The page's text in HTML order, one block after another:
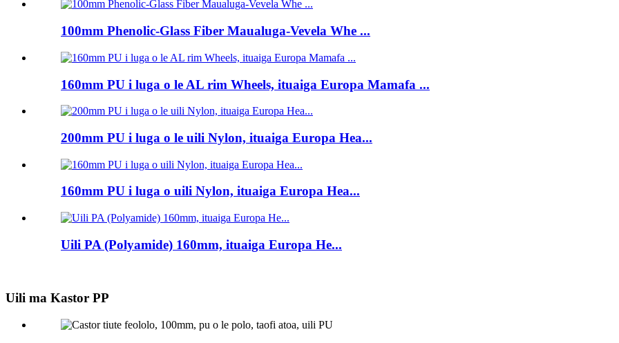
100mm Phenolic-Glass Fiber Maualuga-Vevela Whe ...
160mm PU i luga o le AL rim Wheels, ituaiga Europa Mamafa ...
200mm PU i luga o le uili Nylon, ituaiga Europa Hea...
160mm PU i luga o uili Nylon, ituaiga Europa Hea...
Uili PA (Polyamide) 160mm, ituaiga Europa He...
Uili ma Kastor PP